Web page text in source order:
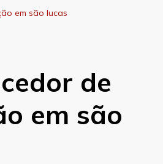
em são lucas
de
em são